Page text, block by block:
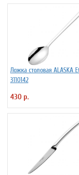
Ложка столовая ALASKA
3110142
430 р.